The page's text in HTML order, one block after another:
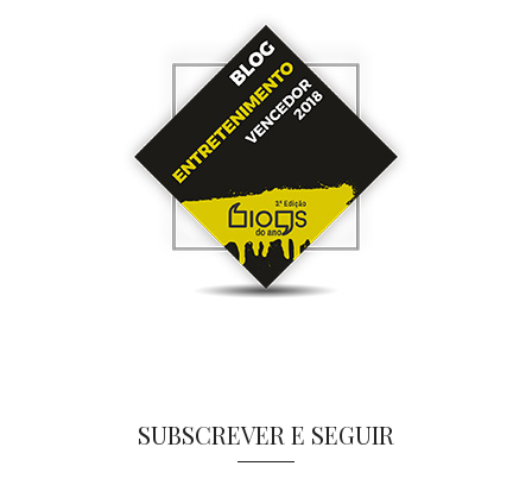
SUBSCREVER E SEGUIR